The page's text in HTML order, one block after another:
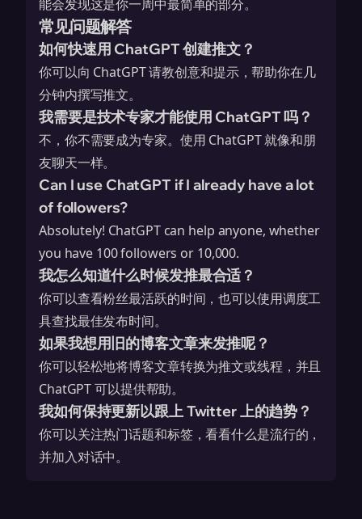
能会发现这是你一周中最简单的部分。
常见问题解答
如何快速用 ChatGPT 创建推文？
你可以向 ChatGPT 请教创意和提示，帮助你在几
分钟内撰写推文。
我需要是技术专家才能使用 ChatGPT 吗？
不，你不需要成为专家。使用 ChatGPT 就像和朋
友聊天一样。
Can I use ChatGPT if I already have a lot
of followers?
Absolutely! ChatGPT can help anyone, whether
you have 100 followers or 10,000.
我怎么知道什么时候发推最合适？
你可以查看粉丝最活跃的时间，也可以使用调度工
具查找最佳发布时间。
如果我想用旧的博客文章来发推呢？
你可以轻松地将博客文章转换为推文或线程，并且
ChatGPT 可以提供帮助。
我如何保持更新以跟上 Twitter 上的趋势？
你可以关注热门话题和标签，看看什么是流行的，
并加入对话中。